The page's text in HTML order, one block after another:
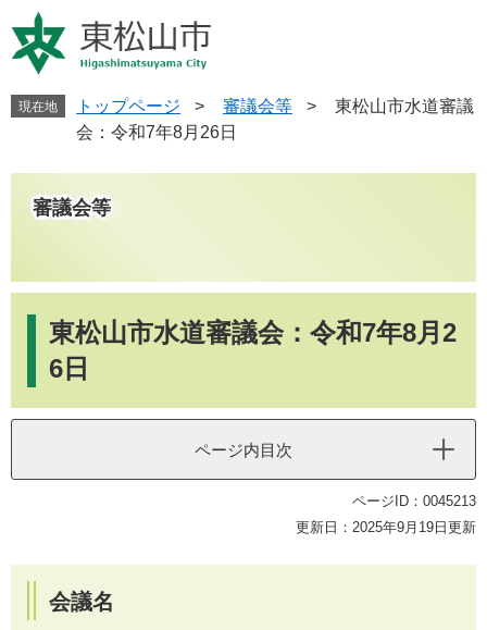
ー
ジ
す
ニ
ュ
し
現在地 トップページ > 審議会等 >
東松山市水道審議
会：令和7年8月26日
審議会等
東松山市水道審議会：令和7年8月2
6日
ページ内目次
ページID：0045213
更新日：2025年9月19日更新
会議名